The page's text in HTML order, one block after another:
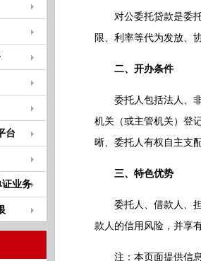
台
证业务
对公委托贷款是委托
限、利率等代为发放、
二、开办条件
委托人包括法人、非
机关（或主管机关）登
晰、委托人有权自主支
三、特色优势
委托人、借款人、担
款人的信用风险，并享
注：本页面提供信息